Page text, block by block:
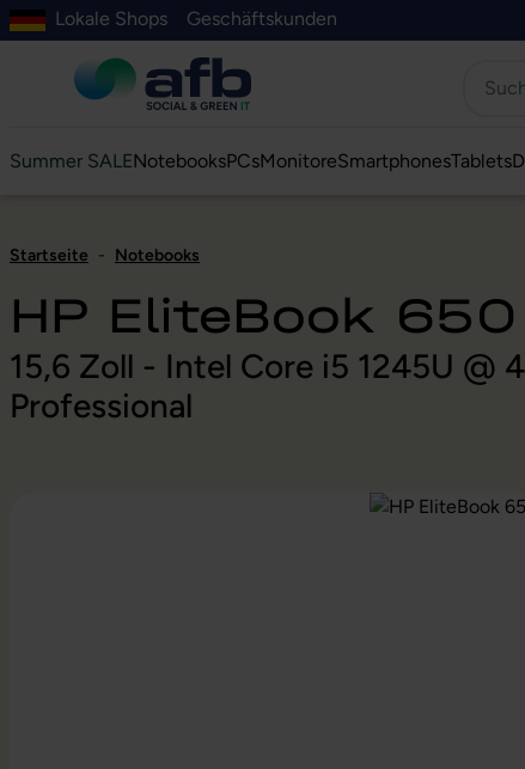
springen
Suche springen
Zur Hauptnavigation springen
Zur Navigation der B2B-Plattform springen
Lokale Shops Geschäftskunden
Summer SALENotebooksPCsMonitoreSmartphonesTablets
Startseite - Notebooks
HP EliteBook
15,6 Zoll - Intel Core i5 1245U @
Professional